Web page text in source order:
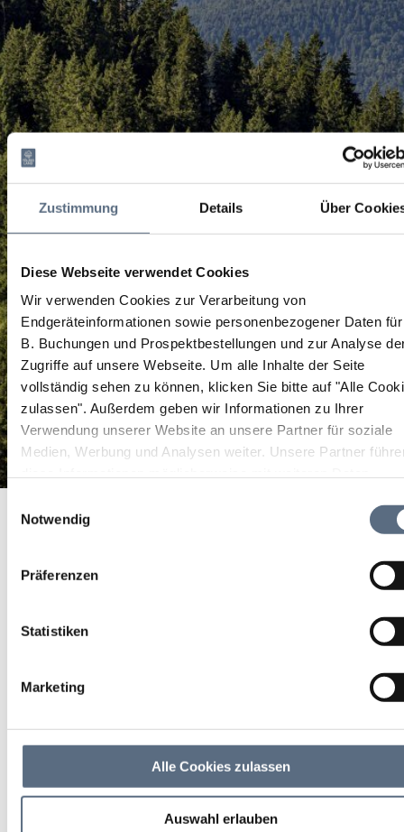
Zustimmung Details Über
Diese Webseite verwendet Cookies
Wir verwenden Cookies zur Verarbeitung von
Endgeräteinformationen sowie personenbezogener Daten
B. Buchungen und Prospektbestellungen und zur Analyse
Zugriffe auf unsere Webseite. Um alle Inhalte der Seite
vollständig sehen zu können, klicken Sie bitte auf "Alle
zulassen". Außerdem geben wir Informationen zu Ihrer
Verwendung unserer Website an unsere Partner für soziale
Medien, Werbung und Analysen weiter. Unsere Partner
Rahmen Ihrer Nutzung der Dienste gesammelt haben.
Notwendig
Präferenzen
Statistiken
Marketing
Alle Cookies zulassen
Auswahl erlauben
Sellajoch – Grödnertal –
Wolkenstein
So 08:00 - 00:00 Uhr
Bad Tölz